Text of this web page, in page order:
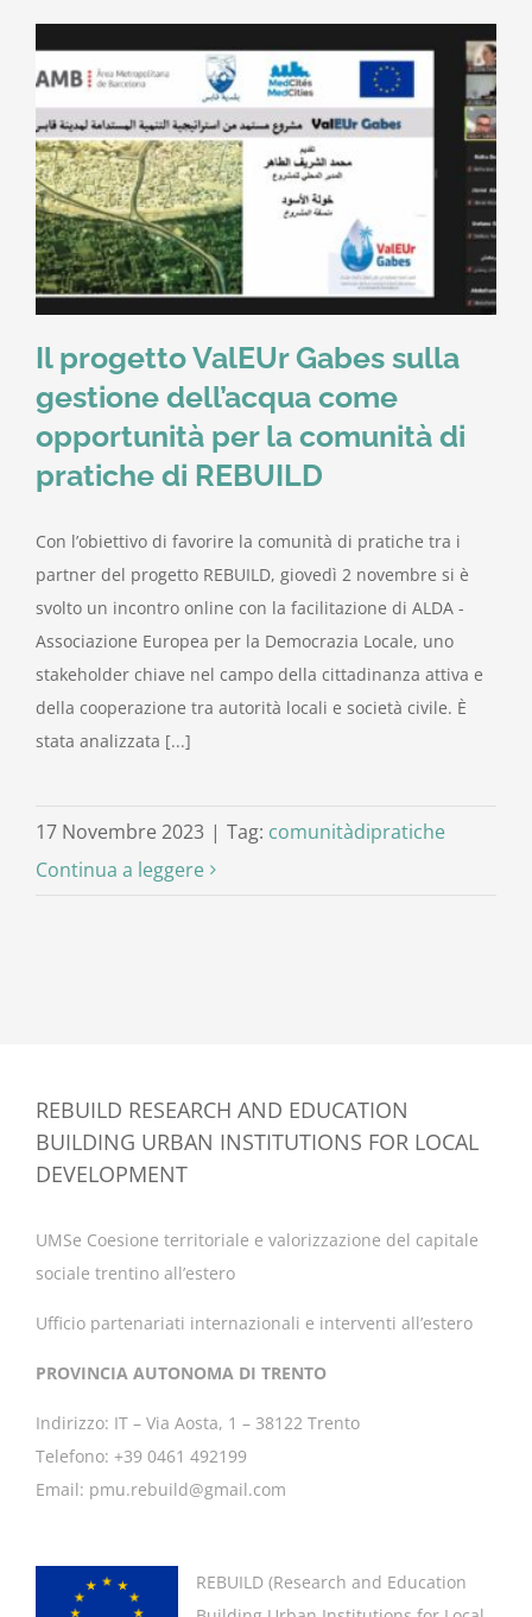
Il progetto ValEUr Gabes sulla
gestione dell’acqua come
opportunità per la comunità di
pratiche di REBUILD
Con l’obiettivo di favorire la comunità di pratiche tra i
partner del progetto REBUILD, giovedì 2 novembre si è
svolto un incontro online con la facilitazione di ALDA -
Associazione Europea per la Democrazia Locale, uno
stakeholder chiave nel campo della cittadinanza attiva e
della cooperazione tra autorità locali e società civile. È
stata analizzata [...]
17 Novembre 2023 | Tag: comunitàdipratiche
Continua a leggere
REBUILD RESEARCH AND EDUCATION
BUILDING URBAN INSTITUTIONS FOR LOCAL
DEVELOPMENT
UMSe Coesione territoriale e valorizzazione del capitale
sociale trentino all’estero
Ufficio partenariati internazionali e interventi all’estero
PROVINCIA AUTONOMA DI TRENTO
Indirizzo: IT – Via Aosta, 1 – 38122 Trento
Telefono: +39 0461 492199
Email: pmu.rebuild@gmail.com
REBUILD (Research and Education